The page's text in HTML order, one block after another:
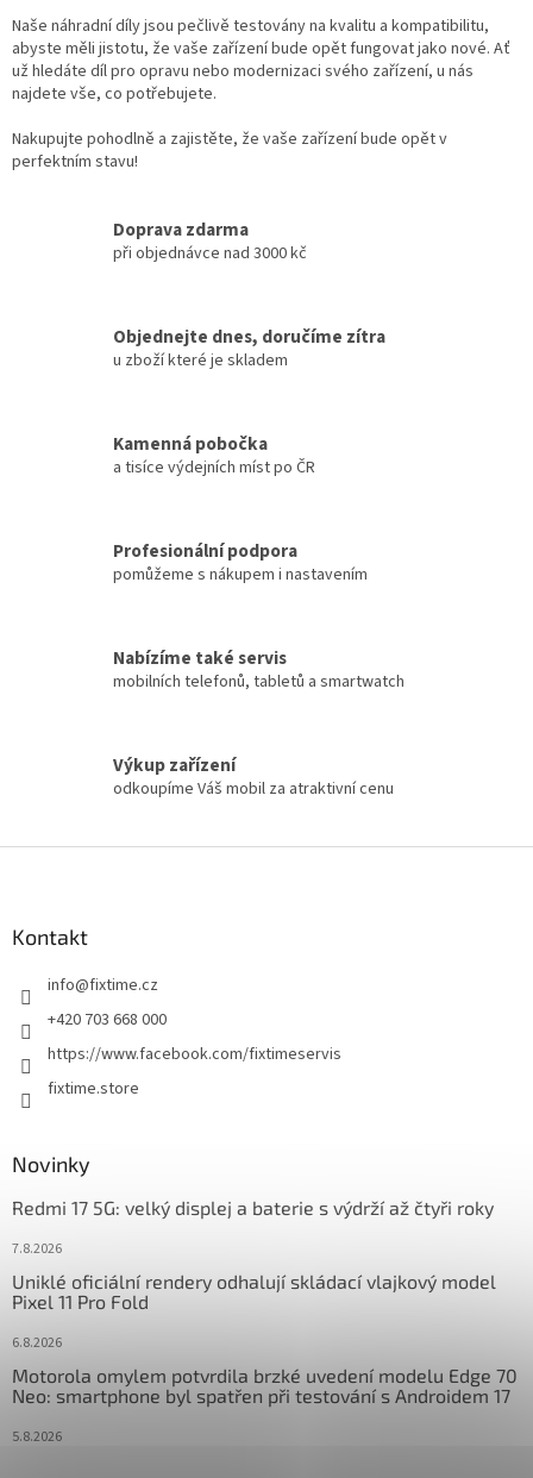
i
s
u
Naše náhradní díly jsou pečlivě testovány na kvalitu a kompatibilitu,
abyste měli jistotu, že vaše zařízení bude opět fungovat jako nové. Ať
už hledáte díl pro opravu nebo modernizaci svého zařízení, u nás
najdete vše, co potřebujete.
Nakupujte pohodlně a zajistěte, že vaše zařízení bude opět v
perfektním stavu!
Doprava zdarma
při objednávce nad 3000 kč
Objednejte dnes, doručíme zítra
u zboží které je skladem
Kamenná pobočka
a tisíce výdejních míst po ČR
Profesionální podpora
pomůžeme s nákupem i nastavením
Nabízíme také servis
mobilních telefonů, tabletů a smartwatch
Výkup zařízení
odkoupíme Váš mobil za atraktivní cenu
Kontakt
info@fixtime.cz
+420 703 668 000
https://www.facebook.com/fixtimeservis
fixtime.store
Novinky
Redmi 17 5G: velký displej a baterie s výdrží až čtyři roky
7.8.2026
Uniklé oficiální rendery odhalují skládací vlajkový model
Pixel 11 Pro Fold
6.8.2026
Motorola omylem potvrdila brzké uvedení modelu Edge 70
Neo: smartphone byl spatřen při testování s Androidem 17
5.8.2026